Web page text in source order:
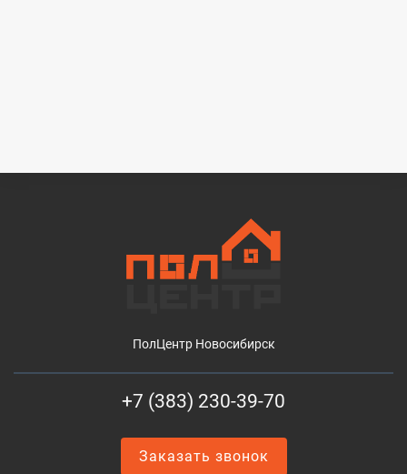
ПолЦентр Новосибирск
+7 (383) 230-39-70
Заказать звонок